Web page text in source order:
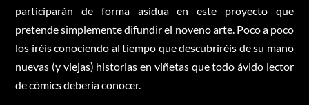
participarán de forma asidua en este proyecto que
pretende simplemente difundir el noveno arte. Poco a poco
los iréis conociendo al tiempo que descubriréis de su mano
nuevas (y viejas) historias en viñetas que todo ávido lector
de cómics debería conocer.